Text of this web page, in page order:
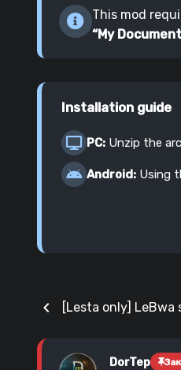
This mod
“My
Installation guide
PC: Unzip the
Android: Using
chevron_left [Lesta only] LeBwa
DorTep